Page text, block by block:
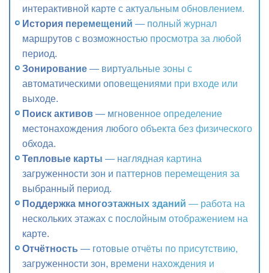
интерактивной карте с актуальным обновлением.
История перемещений — полный журнал
маршрутов с возможностью просмотра за любой
период.
Зонирование — виртуальные зоны с
автоматическими оповещениями при входе или
выходе.
Поиск активов — мгновенное определение
местонахождения любого объекта без физического
обхода.
Тепловые карты — наглядная картина
загруженности зон и паттернов перемещения за
выбранный период.
Поддержка многоэтажных зданий — работа на
нескольких этажах с послойным отображением на
карте.
Отчётность — готовые отчёты по присутствию,
загруженности зон, времени нахождения и